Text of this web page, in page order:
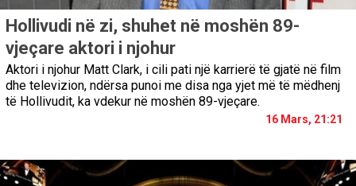
Hollivudi në zi, shuhet në moshën 89-
vjeçare aktori i njohur
Aktori i njohur Matt Clark, i cili pati një karrierë të gjatë në film
dhe televizion, ndërsa punoi me disa nga yjet më të mëdhenj
të Hollivudit, ka vdekur në moshën 89-vjeçare.
16 Mars, 21:21